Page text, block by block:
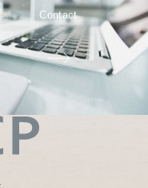
Contact